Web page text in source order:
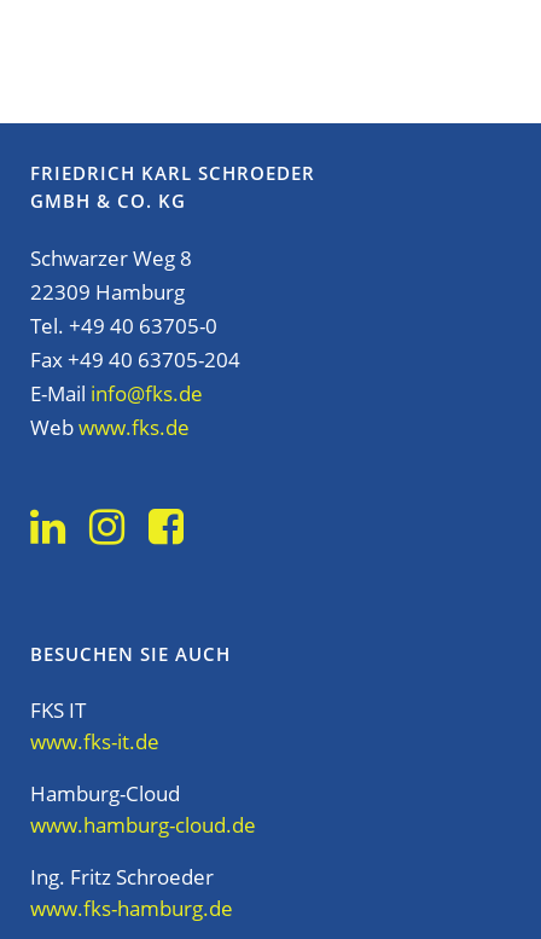
FRIEDRICH KARL SCHROEDER
GMBH & CO. KG
Schwarzer Weg 8
22309 Hamburg
Tel. +49 40 63705-0
Fax +49 40 63705-204
E-Mail info@fks.de
Webwww.fks.de
BESUCHEN SIE AUCH
FKS IT
www.fks-it.de
Hamburg-Cloud
www.hamburg-cloud.de
Ing. Fritz Schroeder
www.fks-hamburg.de